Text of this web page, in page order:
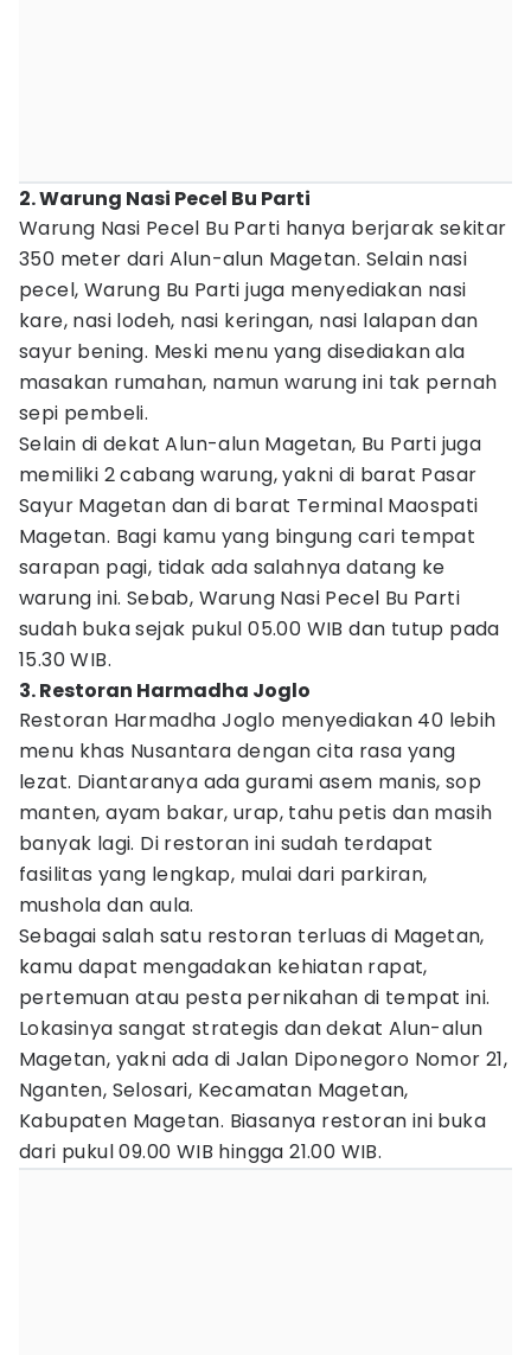
2. Warung Nasi Pecel Bu Parti
Warung Nasi Pecel Bu Parti hanya berjarak sekitar
350 meter dari Alun-alun Magetan. Selain nasi
pecel, Warung Bu Parti juga menyediakan nasi
kare, nasi lodeh, nasi keringan, nasi lalapan dan
sayur bening. Meski menu yang disediakan ala
masakan rumahan, namun warung ini tak pernah
sepi pembeli.
Selain di dekat Alun-alun Magetan, Bu Parti juga
memiliki 2 cabang warung, yakni di barat Pasar
Sayur Magetan dan di barat Terminal Maospati
Magetan. Bagi kamu yang bingung cari tempat
sarapan pagi, tidak ada salahnya datang ke
warung ini. Sebab, Warung Nasi Pecel Bu Parti
sudah buka sejak pukul 05.00 WIB dan tutup pada
15.30 WIB.
3. Restoran Harmadha Joglo
Restoran Harmadha Joglo menyediakan 40 lebih
menu khas Nusantara dengan cita rasa yang
lezat. Diantaranya ada gurami asem manis, sop
manten, ayam bakar, urap, tahu petis dan masih
banyak lagi. Di restoran ini sudah terdapat
fasilitas yang lengkap, mulai dari parkiran,
mushola dan aula.
Sebagai salah satu restoran terluas di Magetan,
kamu dapat mengadakan kehiatan rapat,
pertemuan atau pesta pernikahan di tempat ini.
Lokasinya sangat strategis dan dekat Alun-alun
Magetan, yakni ada di Jalan Diponegoro Nomor 21,
Nganten, Selosari, Kecamatan Magetan,
Kabupaten Magetan. Biasanya restoran ini buka
dari pukul 09.00 WIB hingga 21.00 WIB.